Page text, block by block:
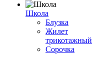
Школа
Блузка
Жилет
трикотажный
Сорочка